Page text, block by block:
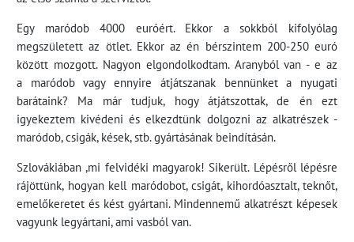
Egy maródob 4000 euróért. Ekkor a sokkból kifolyólag
megszületett az ötlet. Ekkor az én bérszintem 200-250 euró
között mozgott. Nagyon elgondolkodtam. Aranyból van - e az
a maródob vagy ennyire átjátszanak bennünket a nyugati
barátaink? Ma már tudjuk, hogy átjátszottak, de én ezt
igyekeztem kivédeni és elkezdtünk dolgozni az alkatrészek -
maródob, csigák, kések, stb. gyártásának beindításán.
Szlovákiában ,mi felvidéki magyarok! Sikerült. Lépésről lépésre
rájöttünk, hogyan kell maródobot, csigát, kihordóasztalt, teknőt,
emelőkeretet és kést gyártani. Mindennemű alkatrészt képesek
vagyunk legyártani, ami vasból van.